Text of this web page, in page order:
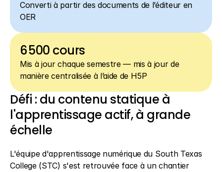
Converti à partir des documents de l’éditeur en
OER
6 500 cours
Mis à jour chaque semestre — mis à jour de
manière centralisée à l’aide de H5P
Défi : du contenu statique à
l'apprentissage actif, à grande
échelle
L'équipe d'apprentissage numérique du South Texas
College (STC) s'est retrouvée face à un chantier